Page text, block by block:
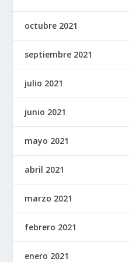
octubre 2021
septiembre 2021
julio 2021
junio 2021
mayo 2021
abril 2021
marzo 2021
febrero 2021
enero 2021